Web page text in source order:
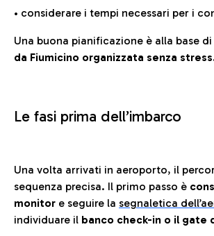
• considerare i tempi necessari per i
Una buona pianificazione è alla base
da Fiumicino organizzata senza
Le fasi prima dell’imbarco
Una volta arrivati in aeroporto, il
sequenza precisa. Il primo passo è
monitor e seguire la segnaletica
individuare il banco check-in o il gate